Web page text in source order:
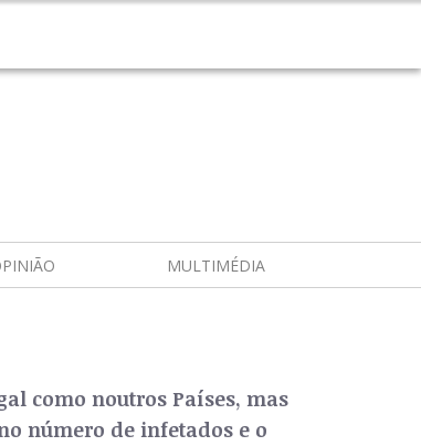
MULTIMÉDIA
como noutros Países, mas
número de infetados e o